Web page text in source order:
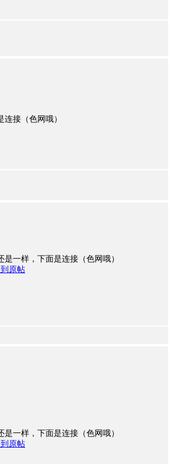
接（色网哦）
是一样，下面是连接（色网哦）
到原帖
是一样，下面是连接（色网哦）
到原帖